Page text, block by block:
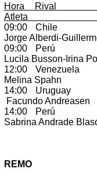
Hora
09:00 Chile
Jorge Alberdi-
09:00 Perú
Lucila Busson-Irina
12:00 Venezuela
Melina Spahn
14:00 Uruguay
Facundo Andreasen
14:00 Perú
Sabrina Andrade
REMO